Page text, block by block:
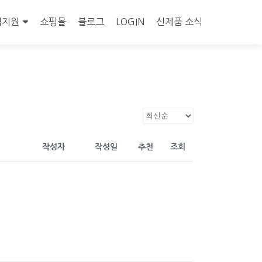
지원 쇼핑몰 블로그 LOGIN 신제품 소식
작성자 작성일 추천 조회